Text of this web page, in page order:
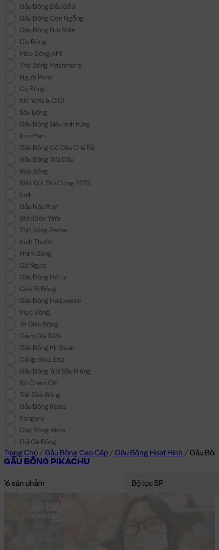
Gấu Bông Đầu Bếp
Gấu Bông Con Ngỗng
Gấu Bông Bọt Biển
Ciu Bông
Mèo Bông AMI
Thỏ Bông Mashimaro
Ngựa Pony
Cú Bông
Khỉ YoYo & CiCi
Sâu Bông
Gấu Bông Siêu anh hùng
Iron Man
Gấu Bông Cô Dâu Chú Rễ
Gấu Bông Trái Dâu
Rùa Bông
Biệt Đội Thú Cưng PETS
1m4
Gấu Nâu Ruyi
BlindBox YaYa
Thỏ Bông Pacha
Kích Thước
Nhím Bông
Cá Ngựa
Gấu Bông Hồ Ly
Quả Bí Bông
Gấu Bông Halloween
Mực Bông
Tê Giác Bông
Giảm Giá 30%
Gấu Bông Mr Bean
Công chúa Elsa
Gấu Bông Trái Sầu Riêng
Bò Chăm Chỉ
Trài Đào Bông
Gấu Bông Koala
Kanguru
Chó Bông Akita
Đùi Gà Bông
Trang Chủ / Gấu Bông Cao Cấp / Gấu Bông Hoạt Hình / Gấu
GẤU BÔNG PIKACHU
16 sản phẩm Bộ lọc SP